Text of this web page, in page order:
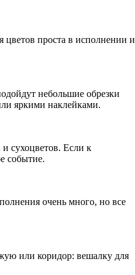
проста в исполнении и
небольшие обрезки
яркими наклейками.
сухоцветов. Если к
событие.
очень много, но все
или коридор: вешалку для